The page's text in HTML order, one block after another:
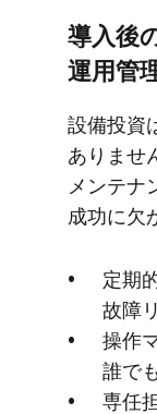
導入後
運用管
設備投資
ありませ
メンテナ
成功に​欠
定期
故障
操作
誰で
専任